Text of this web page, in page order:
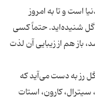
است و تا به امروز
شنیده‌اید. حتماً کسی
باز هم از زیبایی آن لذت
گل رز به دست می‌آید که
کارون، استات